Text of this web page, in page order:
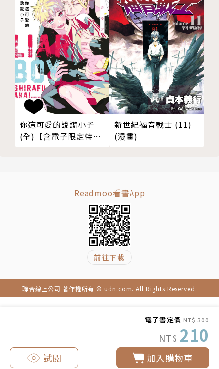
電子書定價 NT$ 300
NT$ 210
加入購物車
試閱
你這可愛的說謊小子
(全)【含電子限定特
新世紀福音戰士 (11)
(漫畫)
Readmoo看書App
前往下載
聯合線上公司 著作權所有 © udn.com. All Rights Reserved.